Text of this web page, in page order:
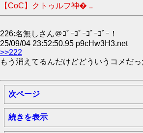
【CoC】クトゥルフ神� ..
226:名無しさん＠ｺﾞｰｺﾞｰｺﾞｰｺﾞｰ！
25/09/04 23:52:50.95 p9cHw3H3.net
>>222
もう消えてるんだけどどういうコメだ
次ページ
続きを表示